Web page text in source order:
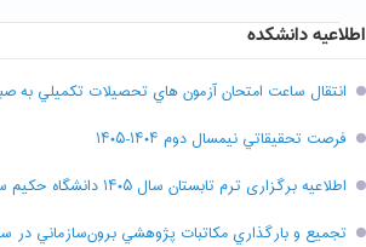
اطلاعیه دانشکده
انتقال ساعت امتحان آزمون هاي تحصيلات تکميلي به
فرصت تحقيقاتي نیمسال دوم ۱۴۰۴-۱۴۰۵
اطلاعیه برگزاری ترم تابستان سال ۱۴۰۵ دانشگاه حکیم سبزواری
تجميع و بارگذاري مکاتبات پژوهشي برون‌سازماني در